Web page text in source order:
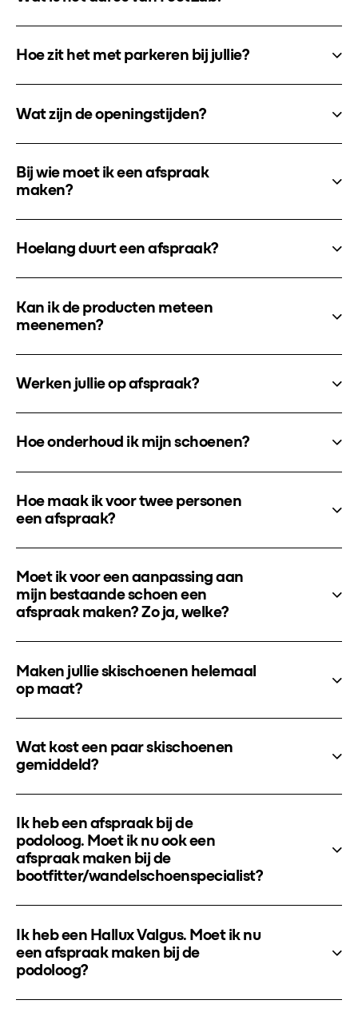
Hoe zit het met parkeren bij jullie?
Wat zijn de openingstijden?
Bij wie moet ik een afspraak
maken?
Hoelang duurt een afspraak?
Kan ik de producten meteen
meenemen?
Werken jullie op afspraak?
Hoe onderhoud ik mijn schoenen?
Hoe maak ik voor twee personen
een afspraak?
Moet ik voor een aanpassing aan
mijn bestaande schoen een
afspraak maken? Zo ja, welke?
Maken jullie skischoenen helemaal
op maat?
Wat kost een paar skischoenen
gemiddeld?
Ik heb een afspraak bij de
podoloog. Moet ik nu ook een
afspraak maken bij de
bootfitter/wandelschoenspecialist?
Ik heb een Hallux Valgus. Moet ik nu
een afspraak maken bij de
podoloog?